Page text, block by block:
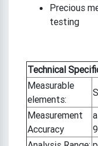
Precious
testing
Technical
Measurable
elements:
Measurement
Accuracy